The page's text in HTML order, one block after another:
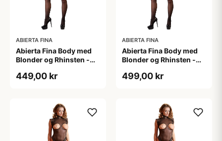
ABIERTA FINA
Abierta Fina Body med
Blonder og Rhinsten -
449,00 kr
ABIERTA FINA
Abierta Fina Body med
Blonder og Rhinsten -
499,00 kr